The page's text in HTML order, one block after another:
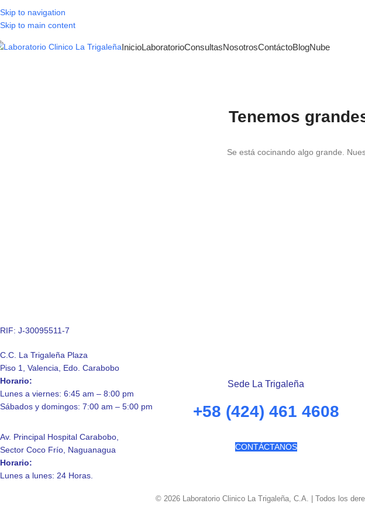
Skip to navigation
Skip to main content
InicioLaboratorioConsultasNosotrosContáctoBlogNube
Tenemos
Se está cocinando algo grande.
RIF: J-30095511-7
C.C. La Trigaleña Plaza
Piso 1, Valencia, Edo. Carabobo
Horario:
Lunes a viernes: 6:45 am – 8:00 pm
Sábados y domingos: 7:00 am – 5:00 pm
Av. Principal Hospital Carabobo,
Sector Coco Frío, Naguanagua
Horario:
Lunes a lunes: 24 Horas.
Sede La Trigaleña
+58 (424) 461 4608
CONTÁCTANOS
© 2026 Laboratorio Clinico La Trigaleña, C.A. | Todos los